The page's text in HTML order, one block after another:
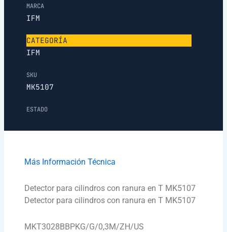
MARCA
IFM
CATEGORÍA
IFM
SKU
MK5107
ESTADO
Más Información Técnica
Detector para cilindros con ranura en T MK5107
Detector para cilindros con ranura en T MK5107
MKT3028BBPKG/G/0,3M/ZH/US